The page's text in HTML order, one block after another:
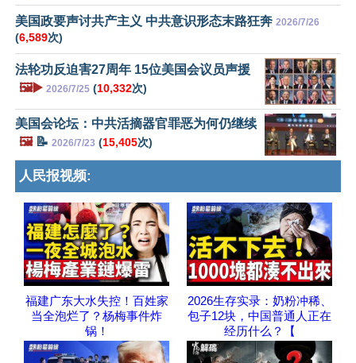
美国政要声讨共产主义 中共意识形态末路狂奔 2026/7/26
(6,589次)
法轮功反迫害27周年 15位美国会议员声援
🖼️▶️ 2026/7/25 (10,332次)
美国会论坛：中共活摘器官罪恶为何仍继续
🖼️📝 2026/7/23 (15,405次)
人民报视频:
福建广东大水失控！百姓家
当全泡烂了？杨梅事件炸
锅！
2026生存实录：奶粉冲稀、
包子12块，中国普通人正在
经历什么？【